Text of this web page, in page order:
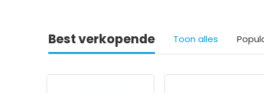
Best verkopende Toon alles